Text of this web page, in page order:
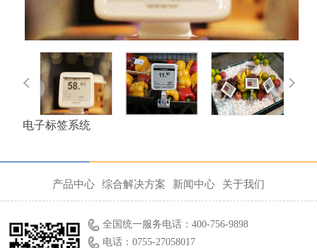
电子标签系统
产品中心 综合解决方案 新闻中心 关于我们
全国统一服务电话：400-756-9898
电话：0755-27058017